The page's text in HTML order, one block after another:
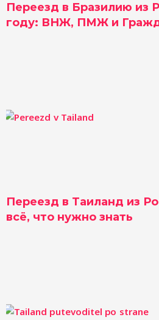
Переезд в Бразилию из
году: ВНЖ, ПМЖ и
Переезд в Таиланд из
всё, что нужно знать